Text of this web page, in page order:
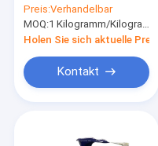
Ofen trocknen
Preis:Verhandelbar
MOQ:1 Kilogramm/Kilogramm
Holen Sie sich aktuelle Preis
Kontakt